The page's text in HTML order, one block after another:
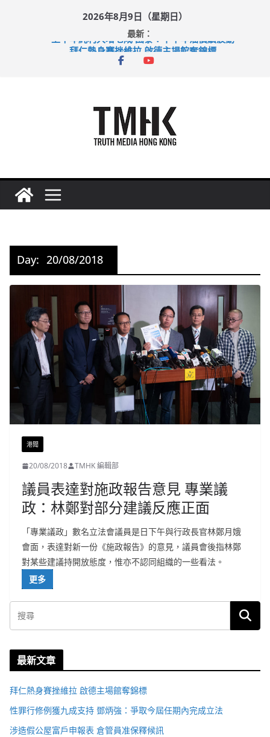
2026年8月9日（星期日）
最新：
上半年純利大增七成 國泰：下半年油價續波動
拜仁熱身賽挫維拉 啟德主場館奪錦標
性罪行修例獲九成支持 鄧炳強：爭取今屆任期內完成立法
Day: 20/08/2018
港聞
20/08/2018 TMHK 編輯部
議員表達對施政報告意見 專業議
政：林鄭對部分建議反應正面
「專業議政」數名立法會議員是日下午與行政長官林鄭月娥
會面，表達對新一份《施政報告》的意見，議員會後指林鄭
對某些建議持開放態度，惟亦不認同組織的一些看法。
更多
最新文章
拜仁熱身賽挫維拉 啟德主場館奪錦標
性罪行修例獲九成支持 鄧炳強：爭取今屆任期內完成立法
涉造假公屋富戶申報表 倉管員准保釋候訊